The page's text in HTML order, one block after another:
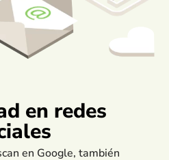
en redes
en Google, también